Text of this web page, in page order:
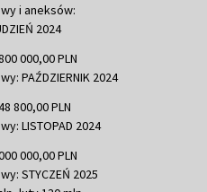
i aneksów:
2024
000,00 PLN
PAŹDZIERNIK 2024
800,00 PLN
LISTOPAD 2024
000,00 PLN
STYCZEŃ 2025